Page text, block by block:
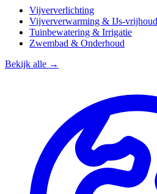
Vijververlichting
Vijververwarming & IJs-
Tuinbewatering & Irrigatie
Zwembad & Onderhoud
Bekijk alle →